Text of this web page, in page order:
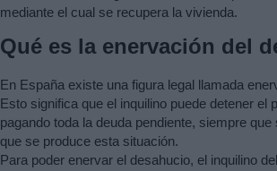
mediante el cual se recupera la vivienda.
Qué es la enervación del
En España existe una figura legal llamada
Esto significa que el inquilino puede detener el
pagando toda la deuda pendiente, siempre
que se produce esta situación.
Para poder enervar el desahucio, el inquilino